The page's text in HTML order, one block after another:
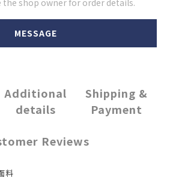
the shop owner for order details.
MESSAGE
Additional
details
Shipping &
Payment
Reviews
料